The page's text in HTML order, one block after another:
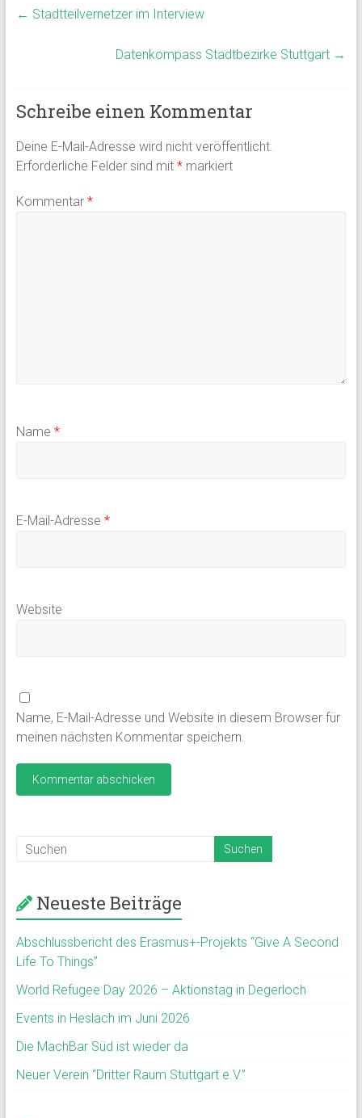
← Stadtteilvernetzer im Interview
Datenkompass Stadtbezirke Stuttgart →
Schreibe einen Kommentar
Deine E-Mail-Adresse wird nicht veröffentlicht.
Erforderliche Felder sind mit *markiert
Kommentar *
Name *
E-Mail-Adresse *
Website
Name, E-Mail-Adresse und Website in diesem Browser für
meinen nächsten Kommentar speichern.
Neueste Beiträge
Abschlussbericht des Erasmus+-Projekts “Give A Second
Life To Things”
World Refugee Day 2026 – Aktionstag in Degerloch
Events in Heslach im Juni 2026
Die MachBar Süd ist wieder da
Neuer Verein “Dritter Raum Stuttgart e.V.”